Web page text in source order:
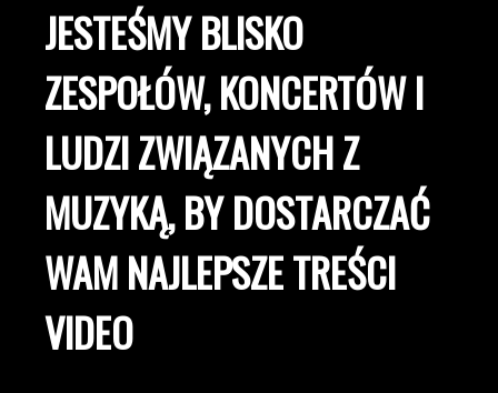
JESTEŚMY BLISKO
ZESPOŁÓW, KONCERTÓW I
LUDZI ZWIĄZANYCH Z
MUZYKĄ, BY DOSTARCZAĆ
WAM NAJLEPSZE TREŚCI
VIDEO